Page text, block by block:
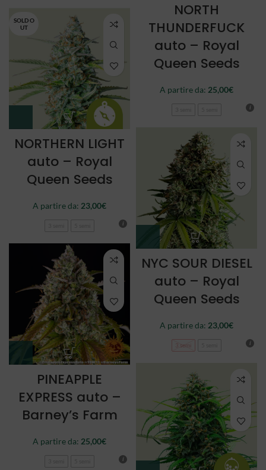
NORTH
THUNDERFUCK
auto – Royal
Queen Seeds
A partire da: 25,00€
SOLD O
UT
NORTHERN LIGHT
auto – Royal
Queen Seeds
A partire da: 23,00€
NYC SOUR DIESEL
auto – Royal
Queen Seeds
A partire da: 23,00€
3 semi
PINEAPPLE
EXPRESS auto –
Barney’s Farm
A partire da: 25,00€